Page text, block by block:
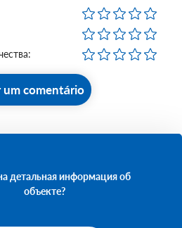
um comentário
детальная информация об
объекте?